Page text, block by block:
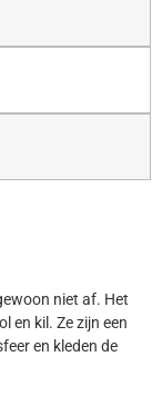
niet af. Het
en kil. Ze zijn een
en kleden de